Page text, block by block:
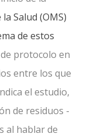
Salud (OMS)
de estos
protocolo en
entre los que
el estudio,
de residuos -
al hablar de